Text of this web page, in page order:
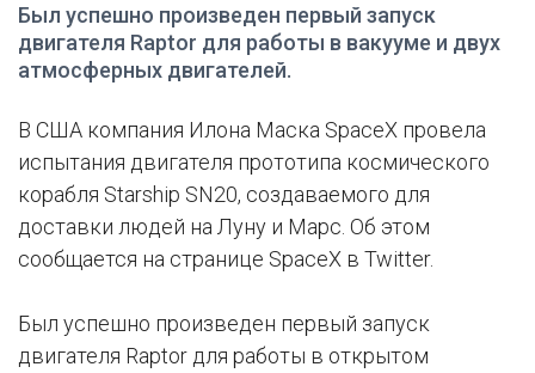
Был успешно произведен первый запуск
двигателя Raptor для работы в вакууме и двух
атмосферных двигателей.
В США компания Илона Маска SpaceX провела
испытания двигателя прототипа космического
корабля Starship SN20, создаваемого для
доставки людей на Луну и Марс. Об этом
сообщается на странице SpaceX в Twitter.
Был успешно произведен первый запуск
двигателя Raptor для работы в открытом